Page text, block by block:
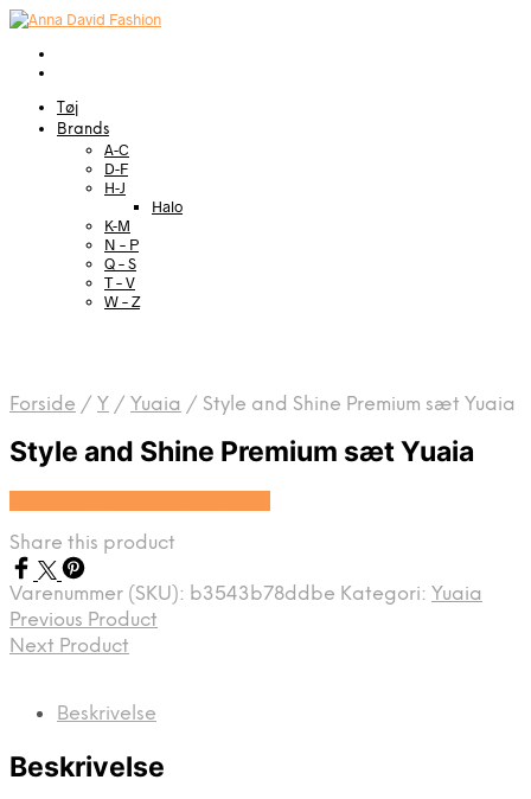
Tøj
Brands
A-C
D-F
H-J
Halo
K-M
N – P
Q – S
T – V
W – Z
Forside / Y / Yuaia / Style and Shine Premium sæt Yuaia
Style and Shine Premium sæt Yuaia
Share this product
Varenummer (SKU): b3543b78ddbe Kategori: Yuaia
Previous Product
Next Product
Beskrivelse
Beskrivelse